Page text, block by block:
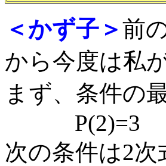
＜かず子＞前
から今度は私
まず、条件の
P(2)=3
次の条件は2